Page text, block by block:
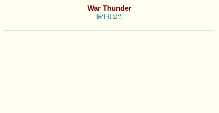
War Thunder
蝸牛社公告